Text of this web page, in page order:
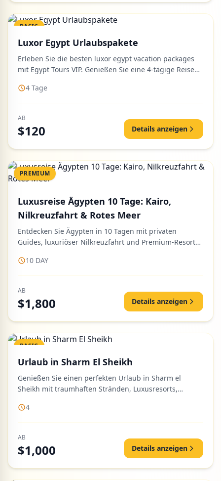
BASIC
Luxor Egypt Urlaubspakete
Erleben Sie die besten luxor egypt vacation packages
mit Egypt Tours VIP. Genießen Sie eine 4-tägige Reise
4 Tage
AB
$120 Details anzeigen
PREMIUM
Luxusreise Ägypten 10 Tage: Kairo,
Nilkreuzfahrt & Rotes Meer
Entdecken Sie Ägypten in 10 Tagen mit privaten
Guides, luxuriöser Nilkreuzfahrt und Premium-Resorts
10 DAY
AB
$1,800 Details anzeigen
BASIC
Urlaub in Sharm El Sheikh
Genießen Sie einen perfekten Urlaub in Sharm el
Sheikh mit traumhaften Stränden, Luxusresorts,
4
AB
$1,000 Details anzeigen